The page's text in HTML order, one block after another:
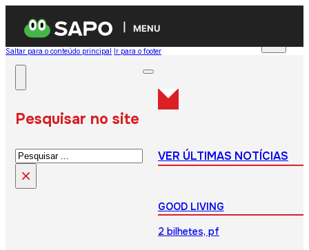
MENU
Saltar para o conteúdo principal Ir para o footer
Pesquisar no site
Pesquisar
×
VER ÚLTIMAS NOTÍCIAS
GOOD LIVING
2 bilhetes, pf